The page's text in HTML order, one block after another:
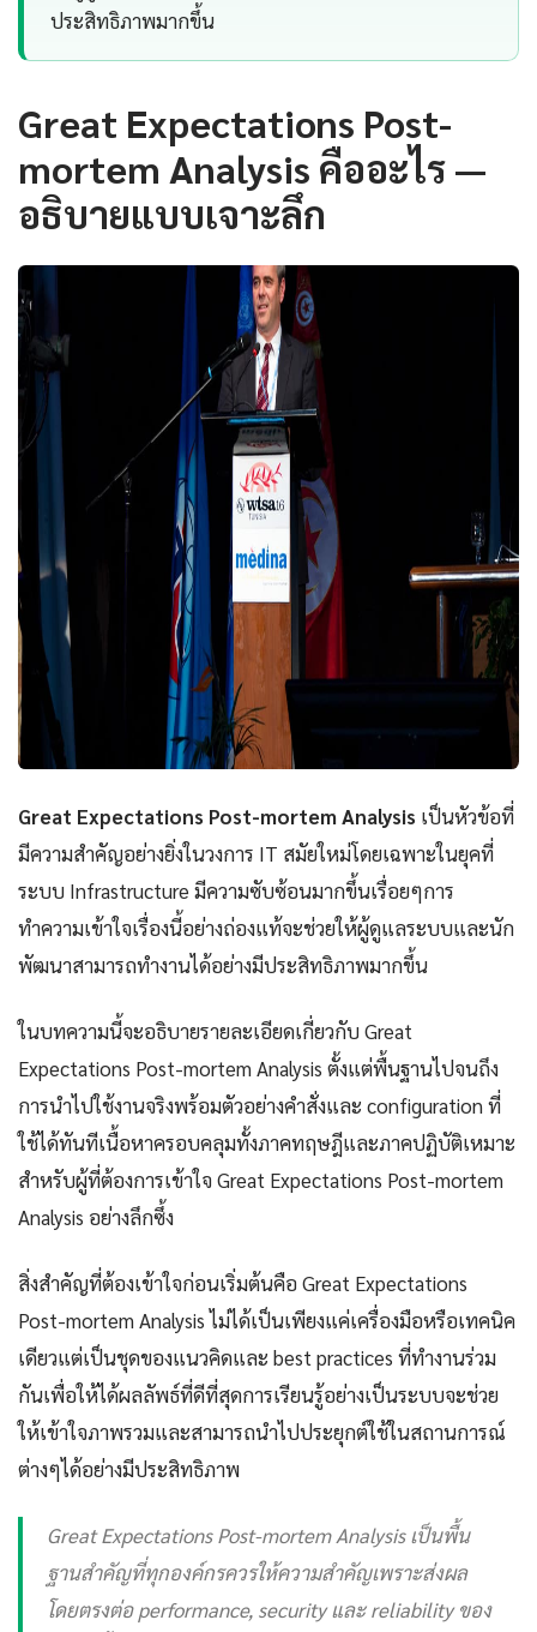
ประสิทธิภาพมากขึ้น
Great Expectations Post-
mortem Analysis คืออะไร —
อธิบายแบบเจาะลึก
Great Expectations Post-mortem Analysis เป็นหัวข้อที่
มีความสำคัญอย่างยิ่งในวงการ IT สมัยใหม่โดยเฉพาะในยุคที่
ระบบ Infrastructure มีความซับซ้อนมากขึ้นเรื่อยๆการ
ทำความเข้าใจเรื่องนี้อย่างถ่องแท้จะช่วยให้ผู้ดูแลระบบและนัก
พัฒนาสามารถทำงานได้อย่างมีประสิทธิภาพมากขึ้น
ในบทความนี้จะอธิบายรายละเอียดเกี่ยวกับ Great
Expectations Post-mortem Analysis ตั้งแต่พื้นฐานไปจนถึง
การนำไปใช้งานจริงพร้อมตัวอย่างคำสั่งและ configuration ที่
ใช้ได้ทันทีเนื้อหาครอบคลุมทั้งภาคทฤษฎีและภาคปฏิบัติเหมาะ
สำหรับผู้ที่ต้องการเข้าใจ Great Expectations Post-mortem
Analysis อย่างลึกซึ้ง
สิ่งสำคัญที่ต้องเข้าใจก่อนเริ่มต้นคือ Great Expectations
Post-mortem Analysis ไม่ได้เป็นเพียงแค่เครื่องมือหรือเทคนิค
เดียวแต่เป็นชุดของแนวคิดและ best practices ที่ทำงานร่วม
กันเพื่อให้ได้ผลลัพธ์ที่ดีที่สุดการเรียนรู้อย่างเป็นระบบจะช่วย
ให้เข้าใจภาพรวมและสามารถนำไปประยุกต์ใช้ในสถานการณ์
ต่างๆได้อย่างมีประสิทธิภาพ
Great Expectations Post-mortem Analysis เป็นพื้น
ฐานสำคัญที่ทุกองค์กรควรให้ความสำคัญเพราะส่งผล
โดยตรงต่อ performance, security และ reliability ของ